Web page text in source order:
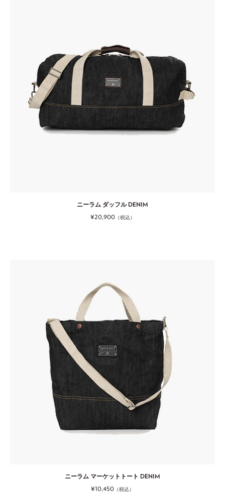
ニーラム ダッフル DENIM
¥20,900（税込）
ニーラム マーケットトート DENIM
¥10,450 （税込）